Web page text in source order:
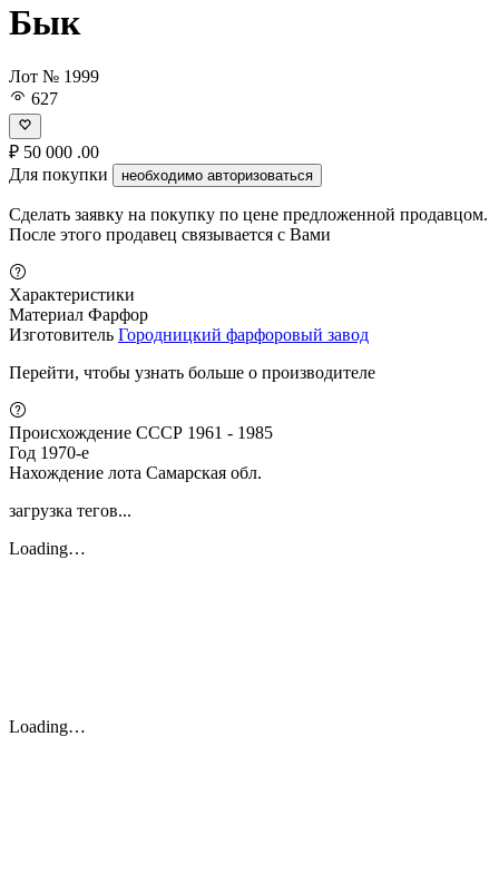
Бык
Лот № 1999
627
₽ 50 000 .00
Для покупки
необходимо авторизоваться
Сделать заявку на покупку по цене предложенной продавцом.
После этого продавец связывается с Вами
Характеристики
Материал Фарфор
Изготовитель Городницкий фарфоровый завод
Перейти, чтобы узнать больше о производителе
Происхождение СССР 1961 - 1985
Год 1970-е
Нахождение лота Самарская обл.
загрузка тегов...
Loading…
Loading…